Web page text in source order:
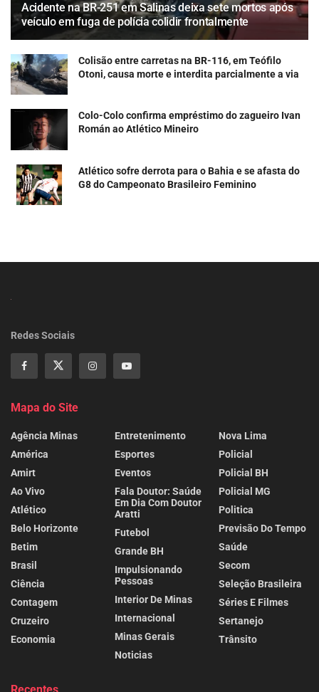
Acidente na BR-251 em Salinas deixa sete mortos após
veículo em fuga de polícia colidir frontalmente
Colisão entre carretas na BR-116, em Teófilo
Otoni, causa morte e interdita parcialmente a via
Colo-Colo confirma empréstimo do zagueiro Ivan
Román ao Atlético Mineiro
Atlético sofre derrota para o Bahia e se afasta do
G8 do Campeonato Brasileiro Feminino
Redes Sociais
Mapa do Site
Agência Minas
América
Amirt
Ao Vivo
Atlético
Belo Horizonte
Betim
Brasil
Ciência
Contagem
Cruzeiro
Economia
Entretenimento
Esportes
Eventos
Fala Doutor: Saúde
Em Dia Com Doutor
Aratti
Futebol
Grande BH
Impulsionando
Pessoas
Interior De Minas
Internacional
Minas Gerais
Noticias
Nova Lima
Policial
Policial BH
Policial MG
Politica
Previsão Do Tempo
Saúde
Secom
Seleção Brasileira
Séries E Filmes
Sertanejo
Trânsito